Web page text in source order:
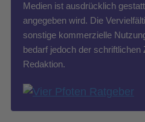
Medien ist ausdrücklich
angegeben wird. Die
sonstige kommerzielle
bedarf jedoch der schriftlichen
Redaktion.